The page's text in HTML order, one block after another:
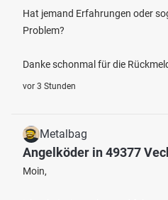
Hat jemand Erfahrungen oder
Problem?
Danke schonmal für die
vor 3 Stunden
Metalbag
Angelköder in 49377
Moin,